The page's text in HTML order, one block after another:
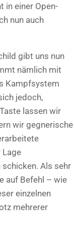
in einer Open-
nun auch
gibt uns nun
nämlich mit
Kampfsystem
jedoch,
lassen wir
wir gegnerische
Lage
Als sehr
auf Befehl – wie
einzelnen
mehrerer